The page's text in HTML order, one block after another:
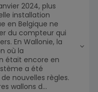
2024, plus
installation
en Belgique ne
du compteur qui
En Wallonie, la
où la
était encore en
a été
nouvelles règles.
wallons d...